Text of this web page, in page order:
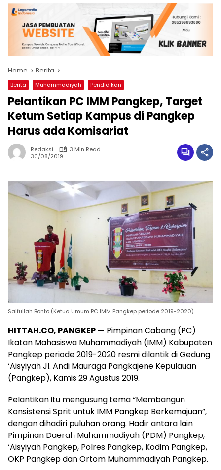
Home Berita
Berita Muhammadiyah Pendidikan
Pelantikan PC IMM Pangkep, Target
Ketum Setiap Kampus di Pangkep
Harus ada Komisariat
Redaksi
3 Min Read
30/08/2019
Saifullah Bonto (Ketua Umum PC IMM Pangkep periode 2019-2020)
HITTAH.CO, PANGKEP — Pimpinan Cabang (PC)
Ikatan Mahasiswa Muhammadiyah (IMM) Kabupaten
Pangkep periode 2019-2020 resmi dilantik di Gedung
‘Aisyiyah Jl. Andi Mauraga Pangkajene Kepulauan
(Pangkep), Kamis 29 Agustus 2019.
Pelantikan itu mengusung tema “Membangun
Konsistensi Sprit untuk IMM Pangkep Berkemajuan”,
dengan dihadiri puluhan orang. Hadir antara lain
Pimpinan Daerah Muhammadiyah (PDM) Pangkep,
‘Aisyiyah Pangkep, Polres Pangkep, Kodim Pangkep,
OKP Pangkep dan Ortom Muhammadiyah Pangkep.